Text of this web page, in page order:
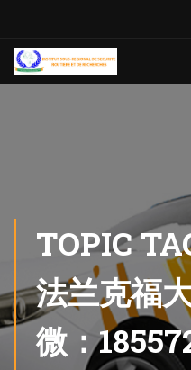
TOPIC
法兰克福
微：